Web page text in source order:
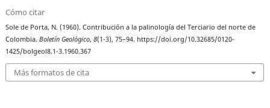
Cómo citar
Sole de Porta, N. (1960). Contribución a la palinología del Terciario del norte de
Colombia.Boletín Geológico,8(1-3), 75–94. https://doi.org/10.32685/0120-
1425/bolgeol8.1-3.1960.367
Más formatos de cita